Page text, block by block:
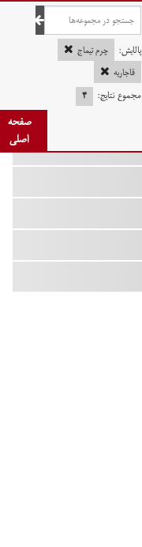
صفحه اصلی
پالایش:
چرم تیماج
قاجاریه
مجموع نتایج:
۴
صفحه
اصلی